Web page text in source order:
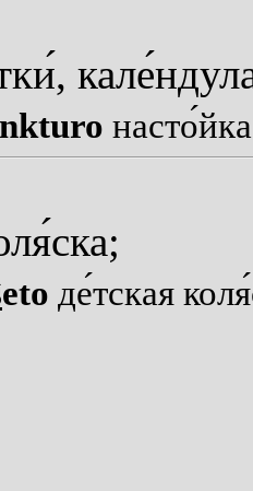
и, кале
насто
яска;
eto детская коля